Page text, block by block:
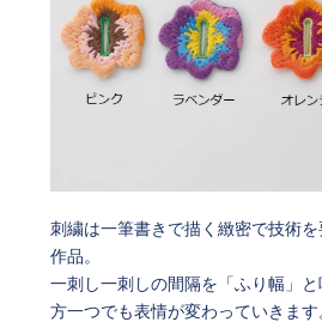
刺繍は一筆書きで描く緻密で技術
作品。
一刺し一刺しの間隔を「ふり幅」
方一つでも表情が変わっていきます